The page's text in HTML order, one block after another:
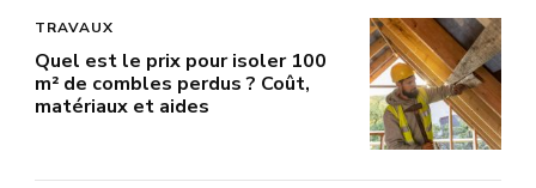
TRAVAUX
Quel est le prix pour isoler 100
m² de combles perdus ? Coût,
matériaux et aides